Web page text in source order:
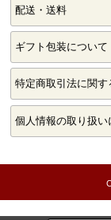
配送・送料
ギフト包装について
特定商取引法に関す
個人情報の取り扱い